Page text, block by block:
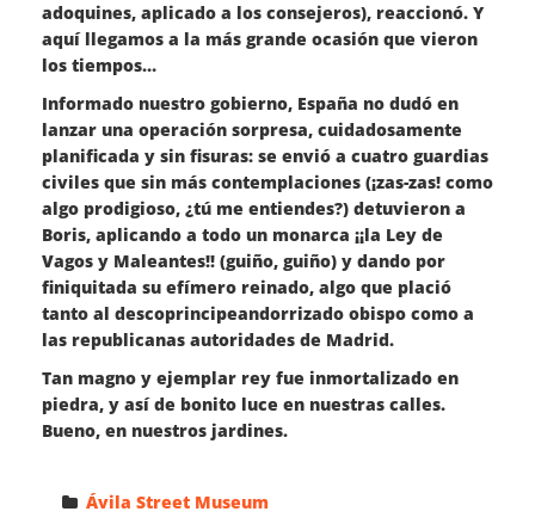
adoquines, aplicado a los consejeros), reaccionó. Y
aquí llegamos a la más grande ocasión que vieron
los tiempos…
Informado nuestro gobierno, España no dudó en
lanzar una operación sorpresa, cuidadosamente
planificada y sin fisuras: se envió a cuatro guardias
civiles que sin más contemplaciones (¡zas-zas! como
algo prodigioso, ¿tú me entiendes?) detuvieron a
Boris, aplicando a todo un monarca ¡¡la Ley de
Vagos y Maleantes!! (guiño, guiño) y dando por
finiquitada su efímero reinado, algo que plació
tanto al descoprincipeandorrizado obispo como a
las republicanas autoridades de Madrid.
Tan magno y ejemplar rey fue inmortalizado en
piedra, y así de bonito luce en nuestras calles.
Bueno, en nuestros jardines.
Ávila Street Museum